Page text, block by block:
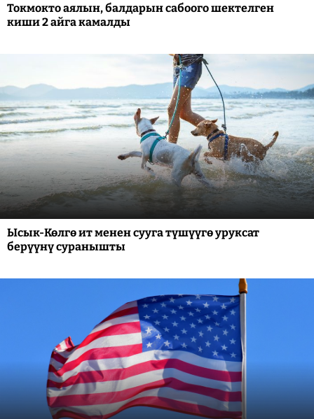
Токмокто аялын, балдарын сабоого шектелген
киши 2 айга камалды
Ысык-Көлгө ит менен сууга түшүүгө уруксат
берүүнү суранышты